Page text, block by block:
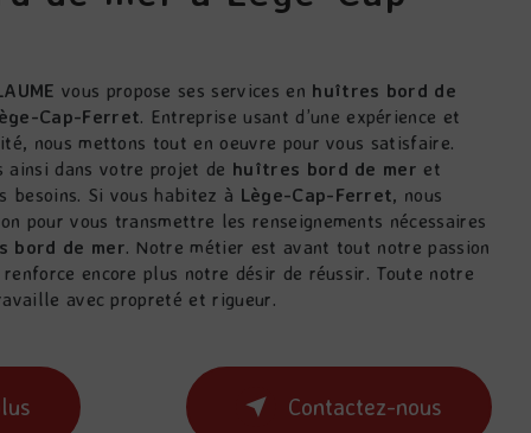
vous propose ses services en huîtres bord de
Cap-Ferret. Entreprise usant d’une expérience et
nous mettons tout en oeuvre pour vous satisfaire.
ainsi dans votre projet de huîtres bord de mer et
besoins. Si vous habitez à Lège-Cap-Ferret, nous
pour vous transmettre les renseignements nécessaires
bord de mer. Notre métier est avant tout notre passion
encore plus notre désir de réussir. Toute notre
avec propreté et rigueur.
Contactez-nous